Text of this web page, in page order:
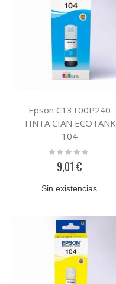
Epson C13T00P240
TINTA CIAN ECOTANK
104
Rating:
9,01 €
Sin existencias